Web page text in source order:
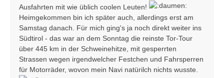
Ausfahrten mit wie üblich coolen Leuten!
Heimgekommen bin ich später auch, allerdings erst am
Samstag danach. Für mich ging's ja noch direkt weiter ins
Südtirol - das war an dem Sonntag die reinste Tor-Tour
über 445 km in der Schweinehitze, mit gesperrten
Strassen wegen irgendwelcher Festchen und Fahrsperren
für Motorräder, wovon mein Navi natürilch nichts wusste.